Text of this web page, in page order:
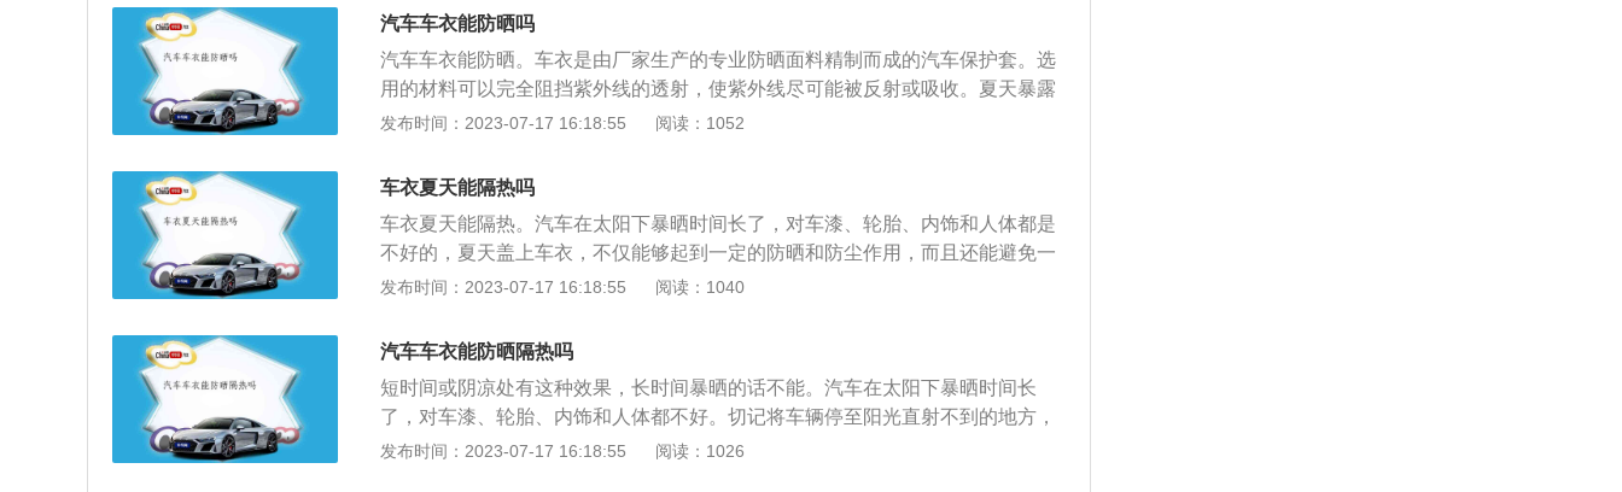
衣能够延长车漆使用寿命，使车漆光亮如新。车衣的优点：1、防脏。2、防灰。
3、防水、雨、雪。4、抵抗紫外线对车漆/内饰/轮胎等的损害。5、一定程度上隔
热，夏天防止车内温度过高。6、避免行人或是小孩用刮伤爱车。车衣的缺点：
车衣，使用起来麻烦，一脏了之后，用起来很不方便，覆盖与回收单人不易完
成；盖上车衣后整个汽车严严捂在里面，缺乏空气流动性，导致局部湿度加大。
汽车车衣能防晒吗
汽车车衣能防晒。车衣是由厂家生产的专业防晒面料精制而成的汽车保护套。选
用的材料可以完全阻挡紫外线的透射，使紫外线尽可能被反射或吸收。夏天暴露
在阳光下对车漆有很大的损害。车衣可以帮助停放在户外的汽车抵御紫外线、阳
雨雪，抵抗紫外线对油漆等的损害。覆盖车衣需要时间。其实夏天也可以给车盖
衣服，但是要分时间，不要在太阳底下给车盖衣服，这样对车更不好。晚上一般
建议把车衣盖上，这样可以防尘。但是，不要在白天阳光好的时候盖车衣，这样
容易造成汽车发动机过热或者汽车快速升温。及时盖好车衣。车辆不能一直用衣
服盖着。覆盖车衣要分材质和功能。目前车衣的材质很多，不同材质的车衣有不
衣服，能更好的保护爱车。不能在有保温或透水性的夏季使用。同时要注意车衣
的材质，要防火、防水、耐腐蚀，这样才能更好的保护车子。盖车衣要根据车辆
的使用情况和天气情况综合判断。其实盖住车衣挺麻烦的。这辆车的尺寸比较
用车辆，不建议用衣服遮盖车辆，但如果长时间不使用车辆，可以用衣服遮盖。
发布时间：2023-07-17 16:18:55 阅读：1052
车衣夏天能隔热吗
车衣夏天能隔热。汽车在太阳下暴晒时间长了，对车漆、轮胎、内饰和人体都是
不好的，夏天盖上车衣，不仅能够起到一定的防晒和防尘作用，而且还能避免一
些像鸟粪和虫胶这种有害物质附在车漆上面，可以说是非常管用的。但也有朋友
选择使用带有支架的车衣，不仅能够避免布面和车漆的摩擦，还能够利用空气隔
热，在一定程度上增加了空气流动性。需要注意的是，切记将车辆停至阳光直射
不到的地方，否则由于车衣的遮盖，将会使汽车温度异常升高，从而对漆面甚至
是内饰造成影响。车衣是一种高性能新型环保薄膜，被广泛应用于汽车美容保养
行业，是透明漆面保护膜的一种俗称。具有超强的韧性，装贴后可使汽车漆面与
发布时间：2023-07-17 16:18:55 阅读：1040
汽车车衣能防晒隔热吗
短时间或阴凉处有这种效果，长时间暴晒的话不能。汽车在太阳下暴晒时间长
了，对车漆、轮胎、内饰和人体都不好。切记将车辆停至阳光直射不到的地方，
否则由于车衣的遮盖，将会使汽车温度异常升高，从而对漆面甚至是内饰造成影
发布时间：2023-07-17 16:18:55 阅读：1026